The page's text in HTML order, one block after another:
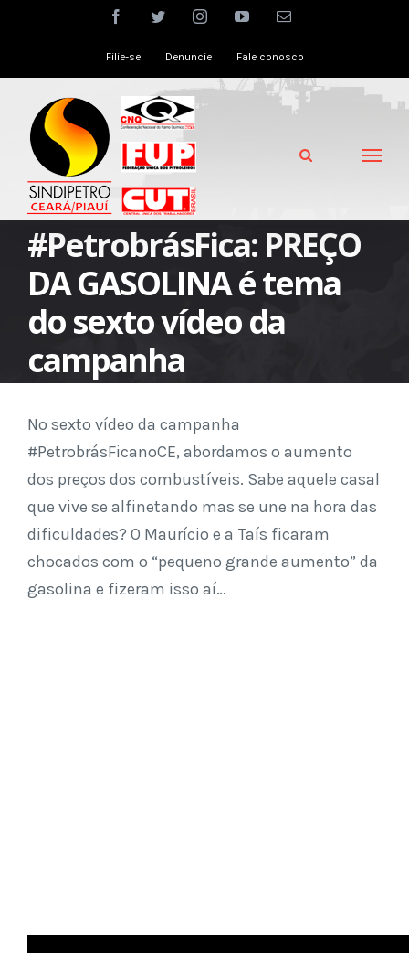
facebooktwitter instagramyoutubeEmail
Filie-se Denuncie Fale conosco
#PetrobrásFica: PREÇO
DA GASOLINA é tema
do sexto vídeo da
campanha
No sexto vídeo da campanha
#PetrobrásFicanoCE, abordamos o aumento
dos preços dos combustíveis. Sabe aquele casal
que vive se alfinetando mas se une na hora das
dificuldades? O Maurício e a Taís ficaram
chocados com o “pequeno grande aumento” da
gasolina e fizeram isso aí…